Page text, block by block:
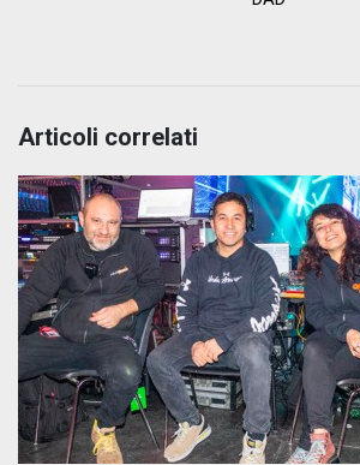
Articoli correlati